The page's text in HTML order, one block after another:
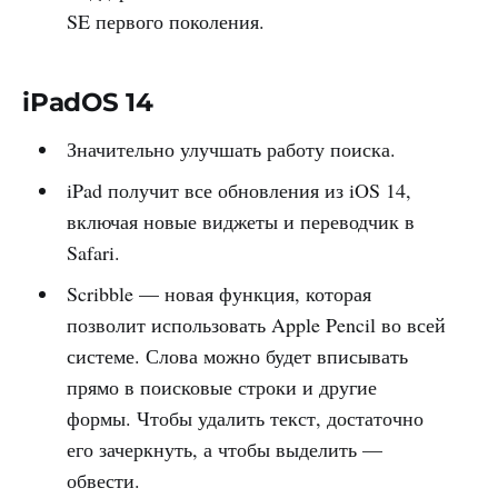
SE первого поколения.
iPadOS 14
Значительно улучшать работу поиска.
iPad получит все обновления из iOS 14,
включая новые виджеты и переводчик в
Safari.
Scribble — новая функция, которая
позволит использовать Apple Pencil во всей
системе. Слова можно будет вписывать
прямо в поисковые строки и другие
формы. Чтобы удалить текст, достаточно
его зачеркнуть, а чтобы выделить —
обвести.